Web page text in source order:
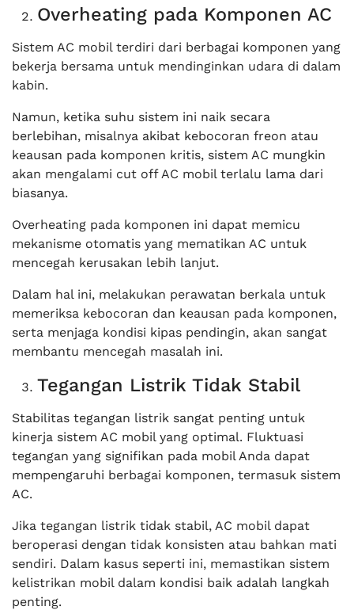
Overheating pada Komponen AC
Sistem AC mobil terdiri dari berbagai komponen yang
bekerja bersama untuk mendinginkan udara di dalam
kabin.
Namun, ketika suhu sistem ini naik secara
berlebihan, misalnya akibat kebocoran freon atau
keausan pada komponen kritis, sistem AC mungkin
akan mengalami cut off AC mobil terlalu lama dari
biasanya.
Overheating pada komponen ini dapat memicu
mekanisme otomatis yang mematikan AC untuk
mencegah kerusakan lebih lanjut.
Dalam hal ini, melakukan perawatan berkala untuk
memeriksa kebocoran dan keausan pada komponen,
serta menjaga kondisi kipas pendingin, akan sangat
membantu mencegah masalah ini.
Tegangan Listrik Tidak Stabil
Stabilitas tegangan listrik sangat penting untuk
kinerja sistem AC mobil yang optimal. Fluktuasi
tegangan yang signifikan pada mobil Anda dapat
mempengaruhi berbagai komponen, termasuk sistem
AC.
Jika tegangan listrik tidak stabil, AC mobil dapat
beroperasi dengan tidak konsisten atau bahkan mati
sendiri. Dalam kasus seperti ini, memastikan sistem
kelistrikan mobil dalam kondisi baik adalah langkah
penting.